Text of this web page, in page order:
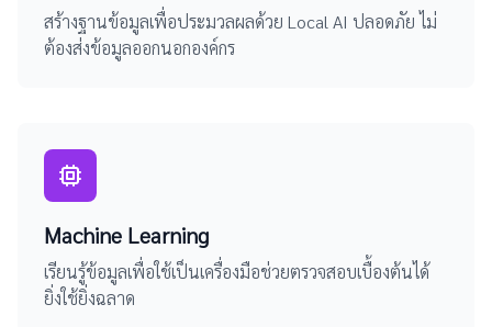
สร้างฐานข้อมูลเพื่อประมวลผลด้วย Local AI ปลอดภัย ไม่
ต้องส่งข้อมูลออกนอกองค์กร
Machine Learning
เรียนรู้ข้อมูลเพื่อใช้เป็นเครื่องมือช่วยตรวจสอบเบื้องต้นได้
ยิ่งใช้ยิ่งฉลาด